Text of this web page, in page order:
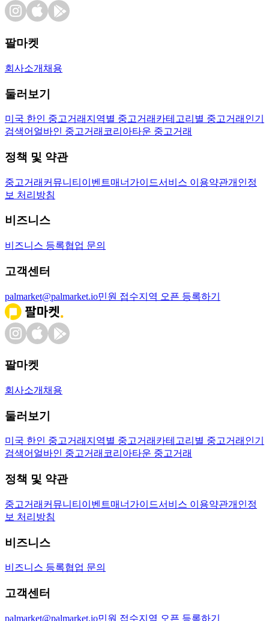
팔마켓
회사소개 채용
둘러보기
미국 한인 중고거래 지역별 중고거래 카테고리별 중고거래 인기
검색어 얼바인 중고거래 코리아타운 중고거래
정책 및 약관
중고거래 커뮤니티 이벤트매너가이드서비스 이용약관개인정
보 처리방침
비즈니스
비즈니스 등록협업 문의
고객센터
palmarket@palmarket.io민원 접수지역 오픈 등록하기
팔마켓
회사소개 채용
둘러보기
미국 한인 중고거래 지역별 중고거래 카테고리별 중고거래 인기
검색어 얼바인 중고거래 코리아타운 중고거래
정책 및 약관
중고거래 커뮤니티 이벤트매너가이드서비스 이용약관개인정
보 처리방침
비즈니스
비즈니스 등록협업 문의
고객센터
palmarket@palmarket.io민원 접수지역 오픈 등록하기